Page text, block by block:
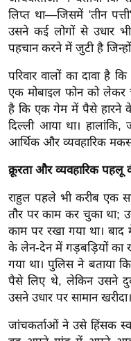
/
फै
श
न
घ
रे
लू
नु
प
र्य
ट
न
स्थ
ल
फि
ने
लिप्त था—जिसमें 'तीन
उसने कई लोगों से उधार
पहचान करने में जुटी है
परिवार वालों का दावा
एक मोबाइल फोन को लेकर
है कि एक गेम में पैसे हारने
दिल्ली आया था। हालांकि,
आर्थिक और व्यवहारिक
क्रूरता और व्यवहारिक पहलू
राहुल पहले भी करीब एक
तौर पर काम कर चुका था;
काम पर रखा गया था।
के लेन-देन में गड़बड़ियों का
गया था। पुलिस ने बताया
पैसे लिए थे, लेकिन उसने
उसने उधार पर सामान खरीदा।
जांचकर्ताओं ने उसे हिंसक